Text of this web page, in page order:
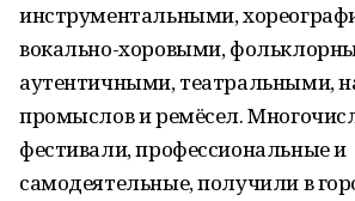
инструментальными,
вокально-хоровыми,
аутентичными, театральными,
промыслов и ремёсел.
фестивали, профессиональные и
самодеятельные, получили в